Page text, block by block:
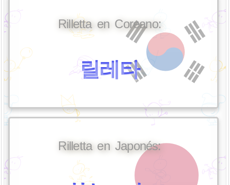
Rilletta en Coreano:
릴레타
Rilletta en Japonés: